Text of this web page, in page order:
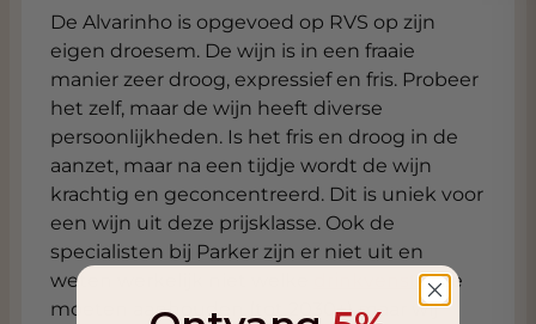
De Alvarinho is opgevoed op RVS op zijn
eigen droesem. De wijn is in een fraaie
manier zeer droog, expressief en fris. Probeer
het zelf, maar de wijn heeft diverse
persoonlijkheden. Is het fris en droog in de
aanzet, maar na een tijdje wordt de wijn
krachtig en geconcentreerd. Dit is uniek voor
een wijn uit deze prijsklasse. Ook de
specialisten bij Parker zijn er niet uit en
weten werkelijk niet welke
drinkvensterze
moeten aanhouden (tot 2030+) maar wij